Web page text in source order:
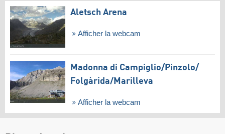
Aletsch Arena
Afficher la webcam
Madonna di Campiglio/​Pinzolo/​
Folgàrida/​Marilleva
Afficher la webcam